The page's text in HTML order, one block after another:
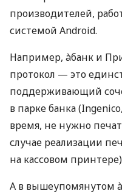
производителей,
системой Android.
Например, àбанк и
протокол — это
поддерживающий
в парке банка
время, не нужно
случае реализации
на кассовом
А в вышеупомянутом